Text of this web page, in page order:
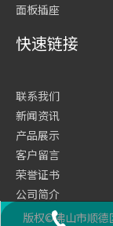
面板插座
快速链接
联系我们
新闻资讯
产品展示
客户留言
荣誉证书
公司简介
网站首页
版权©佛山市顺